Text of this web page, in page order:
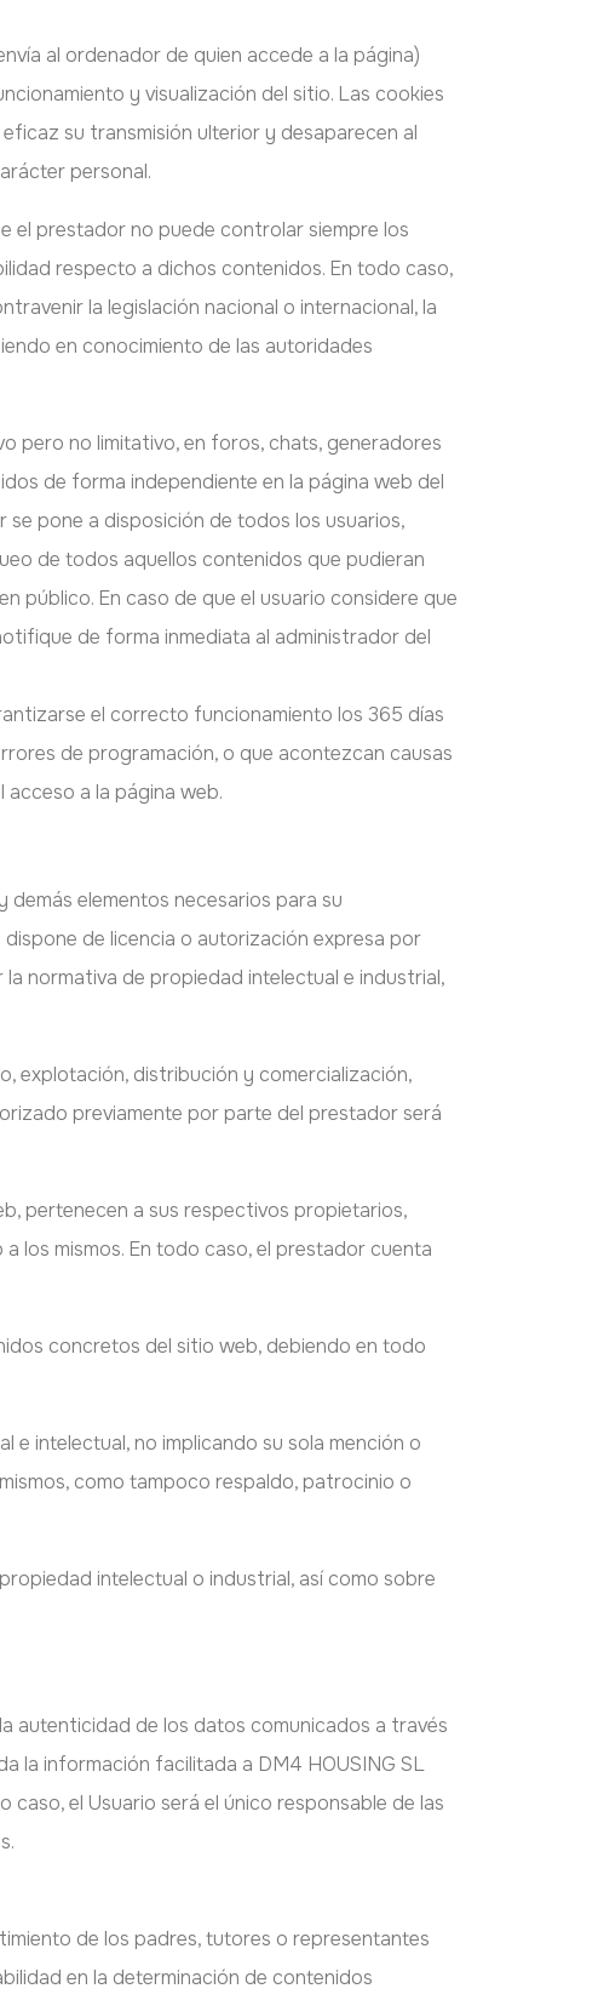
al ordenador de quien accede a la página)
y visualización del sitio. Las cookies
su transmisión ulterior y desaparecen al
personal.
el prestador no puede controlar siempre los
respecto a dichos contenidos. En todo caso,
la legislación nacional o internacional, la
en conocimiento de las autoridades
pero no limitativo, en foros, chats, generadores
de forma independiente en la página web del
se pone a disposición de todos los usuarios,
de todos aquellos contenidos que pudieran
público. En caso de que el usuario considere que
de forma inmediata al administrador del
el correcto funcionamiento los 365 días
de programación, o que acontezcan causas
a la página web.
elementos necesarios para su
de licencia o autorización expresa por
normativa de propiedad intelectual e industrial,
explotación, distribución y comercialización,
previamente por parte del prestador será
pertenecen a sus respectivos propietarios,
los mismos. En todo caso, el prestador cuenta
concretos del sitio web, debiendo en todo
intelectual, no implicando su sola mención o
como tampoco respaldo, patrocinio o
intelectual o industrial, así como sobre
autenticidad de los datos comunicados a través
la información facilitada a DM4 HOUSING SL
el Usuario será el único responsable de las
de los padres, tutores o representantes
en la determinación de contenidos